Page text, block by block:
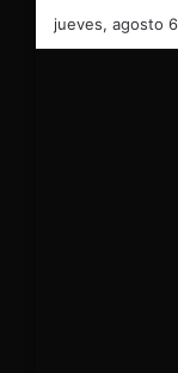
jueves, agosto